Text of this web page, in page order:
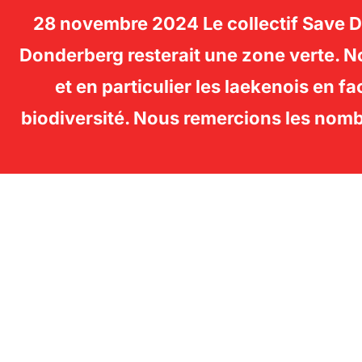
28 novembre 2024 Le collectif Save
Donderberg resterait une zone verte.
et en particulier les laekenois en
biodiversité. Nous remercions les
SAVE DONDERBERG -
LAEKEN